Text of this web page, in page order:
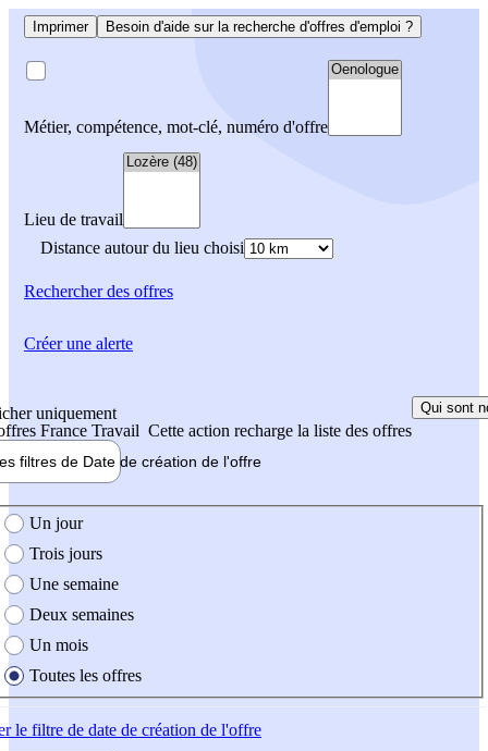
Imprimer Besoin d'aide sur la recherche d'offres d'emploi ?
Métier, compétence, mot-clé, numéro d'offre
Lieu de travail
Distance autour du lieu choisi
Rechercherdes offres
uniquement
France Travail Cette action recharge la liste des offres
Qui sont
filtres de Date de création de l'offre
création de l'offre
Un jour
Trois jours
Une semaine
Deux semaines
Un mois
Toutes les offres
le filtre de date de création de l'offre
Créer une alerte